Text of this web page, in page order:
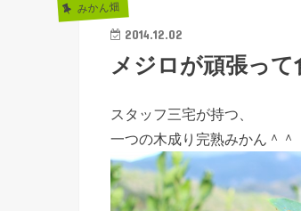
みかん畑
2014.12.02
メジロが頑張って
スタッフ三宅が持つ、
一つの木成り完熟みかん＾＾